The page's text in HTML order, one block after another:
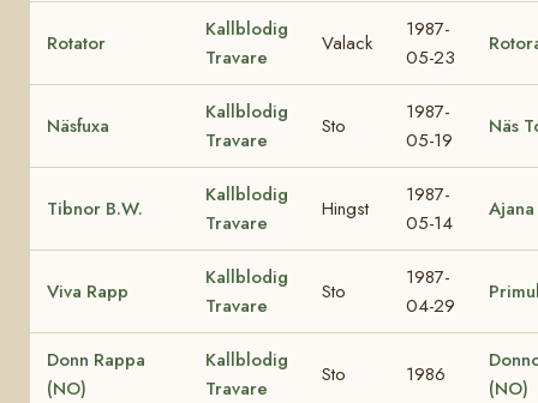
Rotator
Kallblodig
Travare
Valack
1987-
05-23
Näsfuxa
Kallblodig
Travare
Sto
1987-
05-19
Näs
Tibnor B.W.
Kallblodig
Travare
Hingst
1987-
05-14
Ajana
Viva Rapp
Kallblodig
Travare
Sto
1987-
04-29
Donn Rappa
(NO)
Kallblodig
Travare
Sto 1986
(NO)